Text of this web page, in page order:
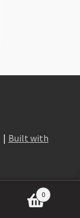
Built with
0